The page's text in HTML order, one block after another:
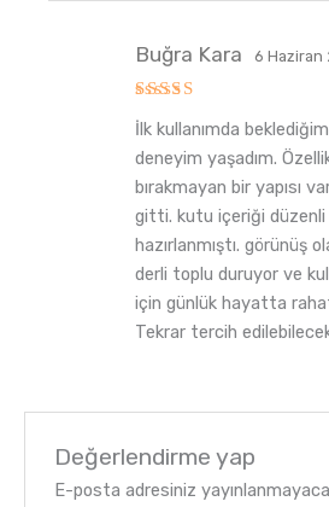
üzerinden
5
oy aldı
Buğra Kara 6 Haziran
İlk kullanımda
deneyim yaşadım.
bırakmayan bir yapısı
gitti. kutu içeriği düzenli
hazırlanmıştı. görünüş
derli toplu duruyor ve
için günlük hayatta
Tekrar tercih
Değerlendirme yap
E-posta adresiniz